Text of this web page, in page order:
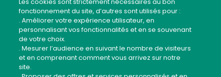
Plan du site
Contact
Code éthique du recouvrement
Guide Sécurité Application Mobile
fonctionnement du site, d’autres sont utilisés pour :
. Améliorer votre expérience utilisateur, en
personnalisant vos fonctionnalités et en se souvenant
de votre choix.
. Mesurer l’audience en suivant le nombre de visiteurs
et en comprenant comment vous arrivez sur notre
site.